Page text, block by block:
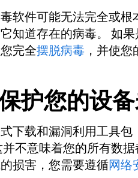
软件可能无法完全或
知道存在的病毒。 如
完全摆脱病毒 ，并使您
护您的设
下载和漏洞利用工具
并不意味着您的所有数
损害，您需要遵循网络